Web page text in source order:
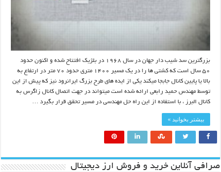
بزرگترین سد شیب دار جهان در سال ۱۹۶۸ در بلژیک افتتاح شده و اکنون حدود
۵۰ سال است که کشتی ها را در یک مسیر ۱۴۰۰ متری حدود ۷۰ متر در ارتفاع به
بالا یا پایین کانال جابجا میکند یکی از ایده های طرح بزرگ ایرانرود نیز که پیش از این
توسط مهندس حمید رابعی ارائه شده است میتواند در جهت اتصال کانال زاگرس به
کانال البرز ، با استفاده از این راه حل مهندسی در مسیر تحقق قرار بگیرد …
بیشتر بخوانید »
صرافی آنلاین خرید و فروش ارز دیجیتال